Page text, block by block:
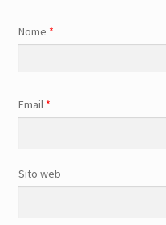
Nome *
Email *
Sito web